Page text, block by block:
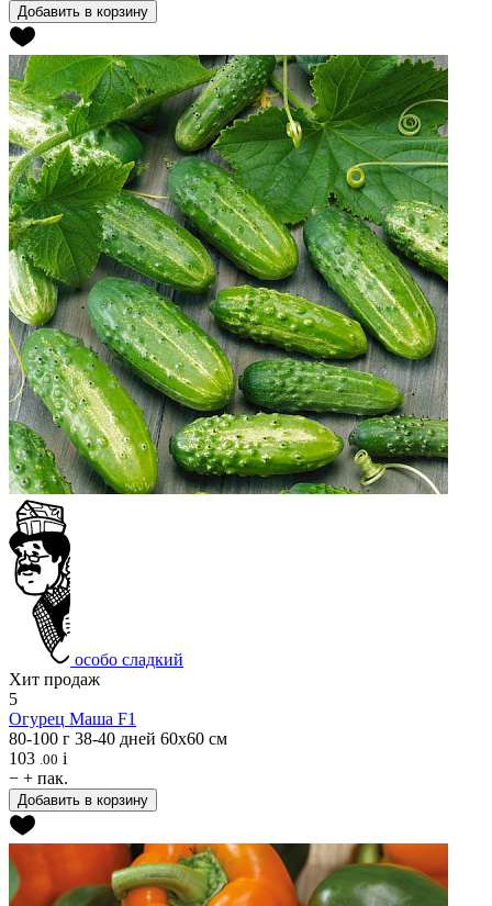
Добавить в корзину
особо сладкий
Хит продаж
5
Огурец Маша F1
80-100 г 38-40 дней 60х60 см
103 .00 i
− + пак.
Добавить в корзину